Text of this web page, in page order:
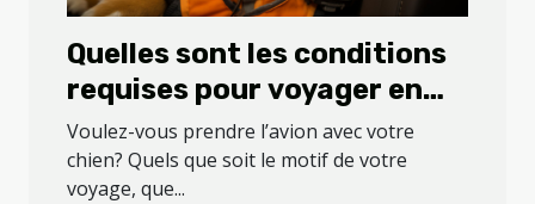
Quelles sont les conditions
requises pour voyager en
avion avec son chien ?
Voulez-vous prendre l’avion avec votre
chien? Quels que soit le motif de votre
voyage, que...